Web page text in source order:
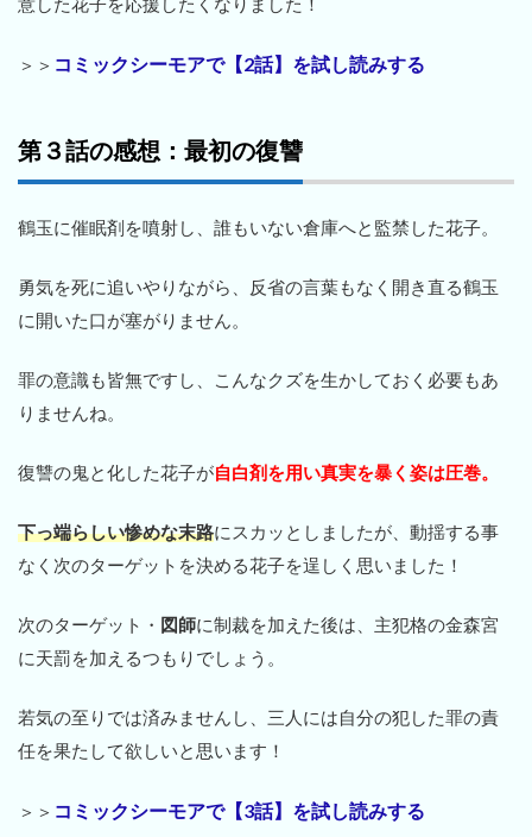
＞＞ コミックシーモアで【2話】を試し読みする
第３話の感想：最初の復讐
鶴玉に催眠剤を噴射し、誰もいない倉庫へと監禁した花子。
勇気を死に追いやりながら、反省の言葉もなく開き直る鶴玉
に開いた口が塞がりません。
罪の意識も皆無ですし、こんなクズを生かしておく必要もあ
りませんね。
復讐の鬼と化した花子が自白剤を用い真実を暴く姿は圧巻。
下っ端らしい惨めな末路にスカッとしましたが、動揺する事
なく次のターゲットを決める花子を逞しく思いました！
次のターゲット・ 図師に制裁を加えた後は、主犯格の金森宮
に天罰を加えるつもりでしょう。
若気の至りでは済みませんし、三人には自分の犯した罪の責
任を果たして欲しいと思います！
＞＞ コミックシーモアで【3話】を試し読みする